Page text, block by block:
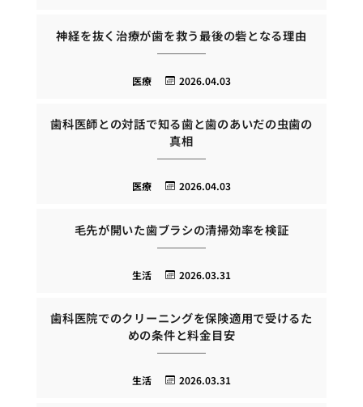
神経を抜く治療が歯を救う最後の砦となる理由
2026.04.03
医療
歯科医師との対話で知る歯と歯のあいだの虫歯の
真相
2026.04.03
医療
毛先が開いた歯ブラシの清掃効率を検証
2026.03.31
生活
歯科医院でのクリーニングを保険適用で受けるた
めの条件と料金目安
2026.03.31
生活